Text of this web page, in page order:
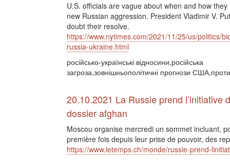
U.S. officials are vague about when and how
new Russian aggression. President Vladimir V.
doubt their resolve.
https://www.nytimes.com/2021/11/25/us/politics/
russia-ukraine.html
російсько-українські відносини,російська
загроза,зовнішньополітичні прогнози
20.10.2021 La Russie prend l’initiative
dossier afghan
Moscou organise mercredi un sommet incluant,
première fois depuis leur prise de pouvoir, des
https://www.letemps.ch/monde/russie-prend-